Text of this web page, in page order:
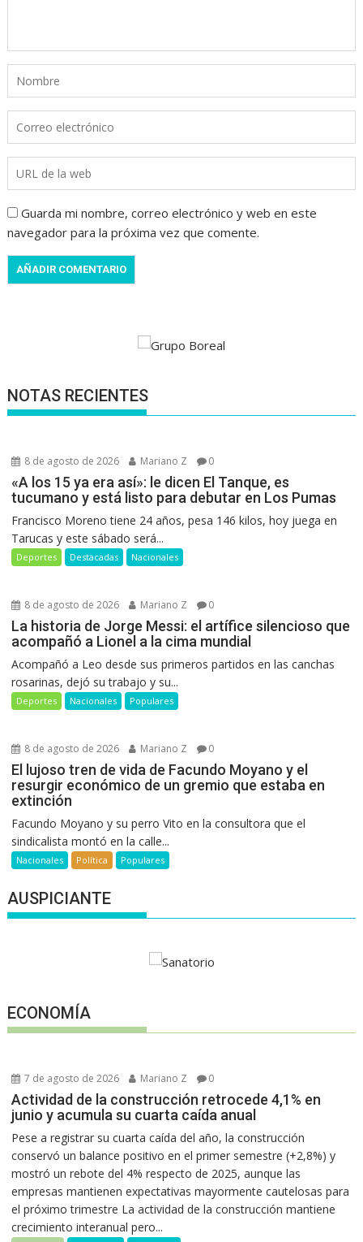
Guarda mi nombre, correo electrónico y web en este
navegador para la próxima vez que comente.
NOTAS RECIENTES
8 de agosto de 2026 Mariano Z 0
«A los 15 ya era así»: le dicen El Tanque, es
tucumano y está listo para debutar en Los Pumas
Francisco Moreno tiene 24 años, pesa 146 kilos, hoy juega en
Tarucas y este sábado será...
Deportes Destacadas Nacionales
8 de agosto de 2026 Mariano Z 0
La historia de Jorge Messi: el artífice silencioso que
acompañó a Lionel a la cima mundial
Acompañó a Leo desde sus primeros partidos en las canchas
rosarinas, dejó su trabajo y su...
Deportes Nacionales Populares
8 de agosto de 2026 Mariano Z 0
El lujoso tren de vida de Facundo Moyano y el
resurgir económico de un gremio que estaba en
extinción
Facundo Moyano y su perro Vito en la consultora que el
sindicalista montó en la calle...
Nacionales Política Populares
AUSPICIANTE
ECONOMÍA
7 de agosto de 2026 Mariano Z 0
Actividad de la construcción retrocede 4,1% en
junio y acumula su cuarta caída anual
Pese a registrar su cuarta caída del año, la construcción
conservó un balance positivo en el primer semestre (+2,8%) y
mostró un rebote del 4% respecto de 2025, aunque las
empresas mantienen expectativas mayormente cautelosas para
el próximo trimestre La actividad de la construcción mantiene
crecimiento interanual pero...